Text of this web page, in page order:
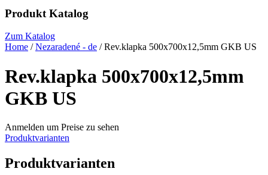
Produkt Katalog
Zum Katalog
Home /Nezaradené - de / Rev.klapka 500x700x12,5mm GKB US
Rev.klapka 500x700x12,5mm
GKB US
Anmelden um Preise zu sehen
Produktvarianten
Produktvarianten